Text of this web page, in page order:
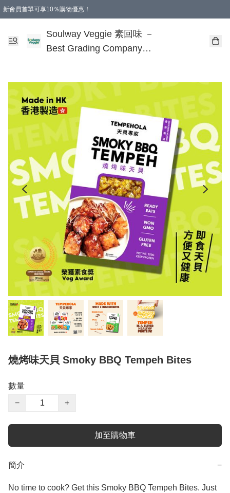
新會員首單可享10％購物優惠！
本地購滿$499即享免運費 - 全程選用順豐溫控速遞服務
購物滿 HKD 250.00 即減 HKD 30.00 運費！（適用於 特定的送貨方式 )
Soulway Veggie 素回味 －
Best Grading Company
燒烤味天貝 Smoky BBQ Tempeh Bites
數量
−
+
加至購物車
簡介 −
No time to cook? Get this Smoky BBQ Tempeh Bites. Just